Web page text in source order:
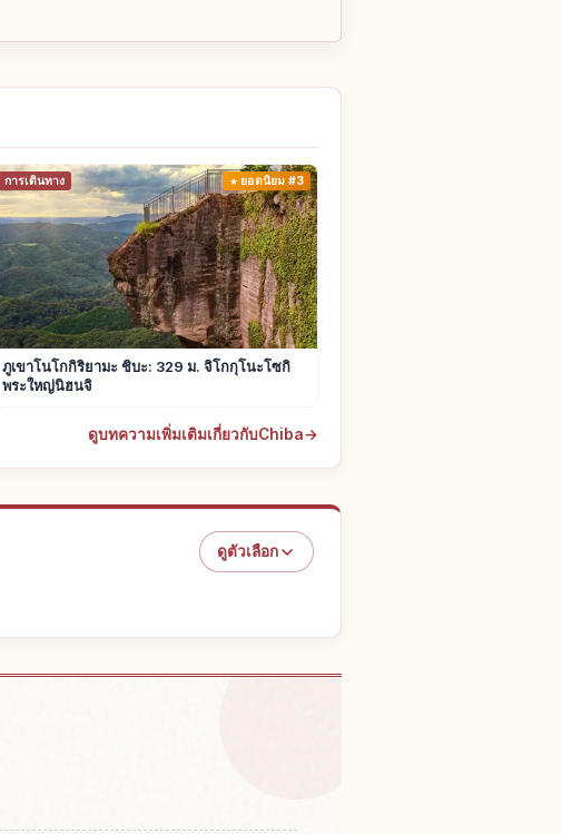
การเดินทาง ยอดนิยม #3
ภูเขาโนโกกิริยามะ ชิบะ: 329 ม. จิโกกุโนะโซกิ
พระใหญ่นิฮนจิ
ดูบทความเพิ่มเติมเกี่ยวกับChiba→
ดูตัวเลือก